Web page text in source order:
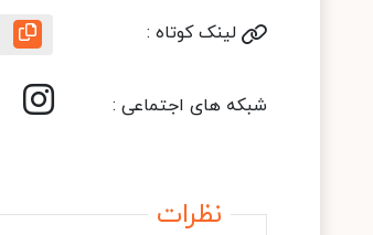
لینک کوتاه :
شبکه های اجتماعی :
نظرات